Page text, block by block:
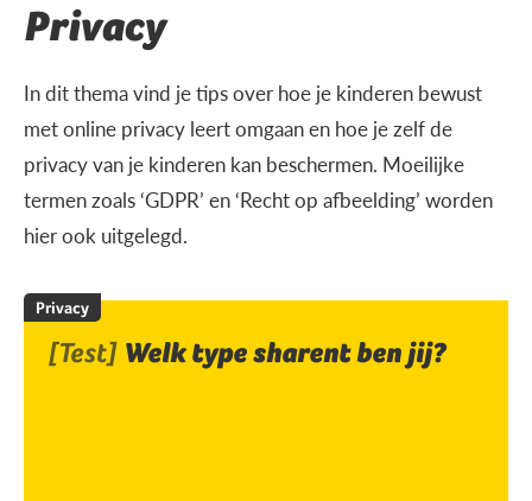
Privacy
In dit thema vind je tips over hoe je kinderen bewust
met online privacy leert omgaan en hoe je zelf de
privacy van je kinderen kan beschermen. Moeilijke
termen zoals ‘GDPR’ en ‘Recht op afbeelding’ worden
hier ook uitgelegd.
Privacy
[Test] Welk type sharent ben jij?